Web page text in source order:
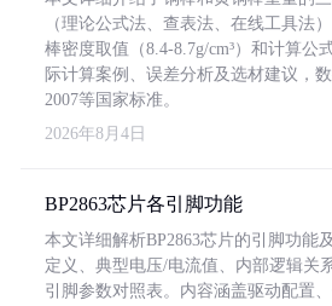
（理论公式法、查表法、在线工具法
棒密度取值（8.4-8.7g/cm³）和计算公
际计算案例、误差分析及选材建议，
2007等国家标准。
2026年8月4日
BP2863芯片各引脚功能
本文详细解析BP2863芯片的引脚功能
定义、典型电压/电流值、内部逻辑关
引脚参数对照表。内容涵盖驱动配置